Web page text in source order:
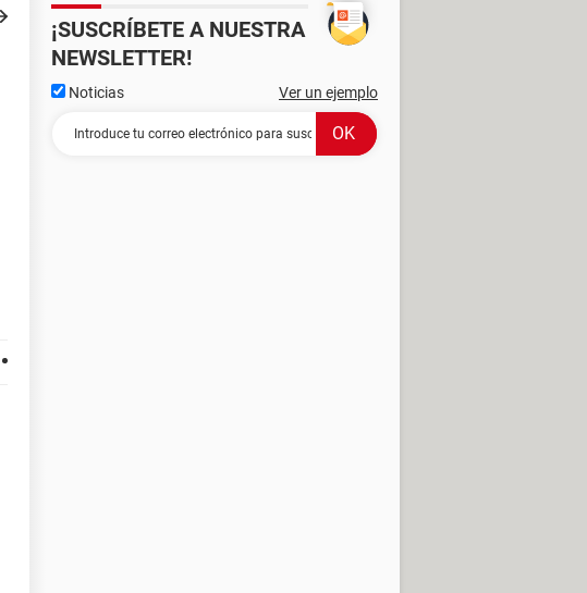
¡SUSCRÍBETE A NUESTRA
NEWSLETTER!
Noticias Ver un ejemplo